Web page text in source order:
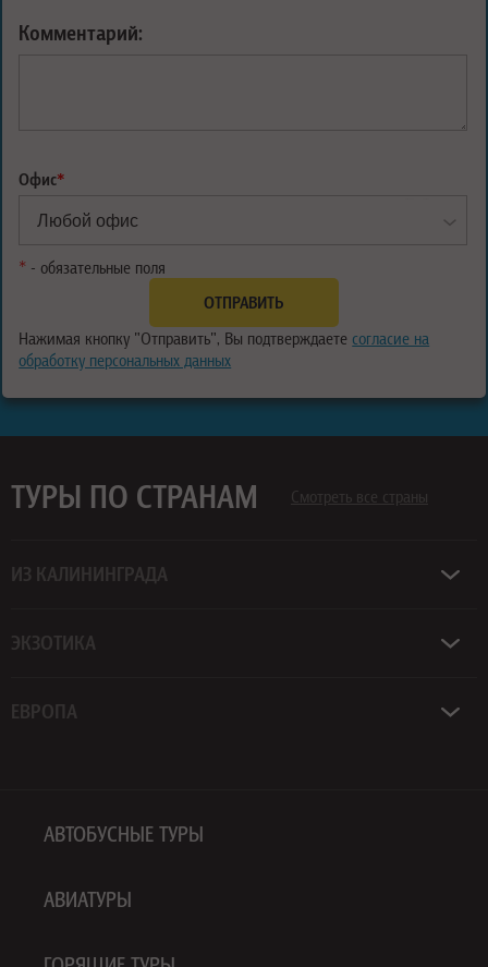
Комментарий:
Офис*
* - обязательные поля
Нажимая кнопку "Отправить", Вы подтверждаете согласие на
обработку персональных данных
ТУРЫ ПО СТРАНАМ Смотреть все страны
ИЗ КАЛИНИНГРАДА
ЭКЗОТИКА
ЕВРОПА
АВТОБУСНЫЕ ТУРЫ
АВИАТУРЫ